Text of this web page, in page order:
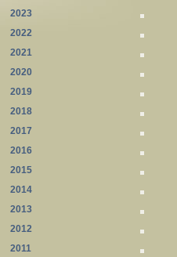
2023
2022
2021
2020
2019
2018
2017
2016
2015
2014
2013
2012
2011